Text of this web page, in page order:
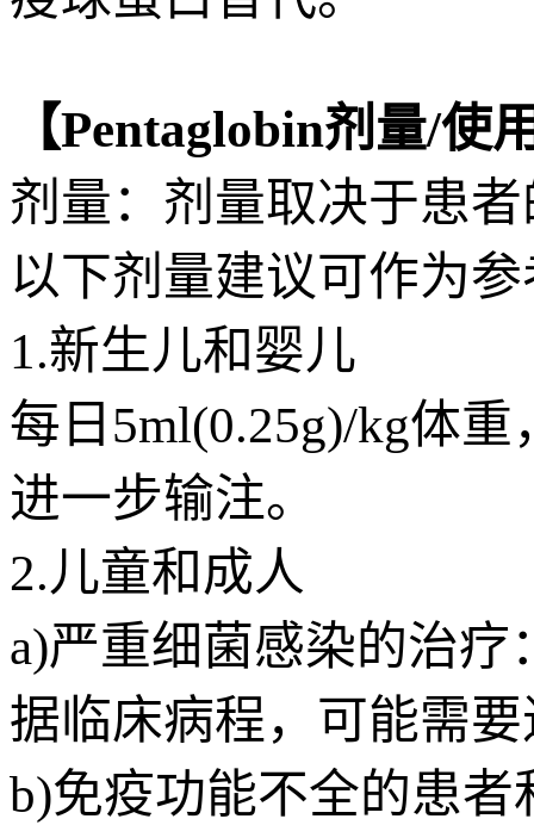
【Pentaglobin剂量/使
剂量：剂量取决于患
以下剂量建议可作为
1.新生儿和婴儿
每日5ml(0.25g)/kg体
进一步输注。
2.儿童和成人
a)严重细菌感染的治疗
据临床病程，可能需
b)免疫功能不全的患